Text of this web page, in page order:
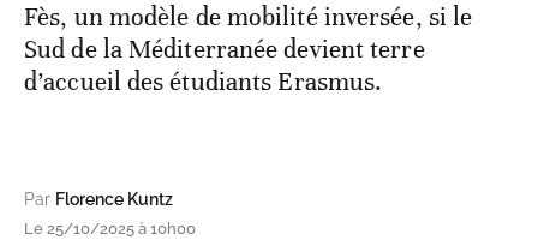
Fès, un modèle de mobilité inversée, si le
Sud de la Méditerranée devient terre
d’accueil des étudiants Erasmus.
Par Florence Kuntz
Le 25/10/2025 à 10h00